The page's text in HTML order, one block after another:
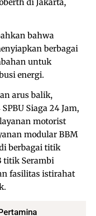
bahwa
berbagai
untuk
energi.
arus balik,
Siaga 24 Jam,
motorist
modular BBM
berbagai titik
titik Serambi
fasilitas istirahat